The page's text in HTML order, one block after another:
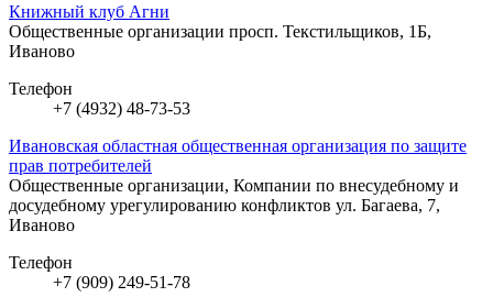
Книжный клуб Агни
Общественные организации просп. Текстильщиков, 1Б,
Иваново
Телефон
+7 (4932) 48-73-53
Ивановская областная общественная организация по защите
прав потребителей
Общественные организации, Компании по внесудебному и
досудебному урегулированию конфликтов ул. Багаева, 7,
Иваново
Телефон
+7 (909) 249-51-78